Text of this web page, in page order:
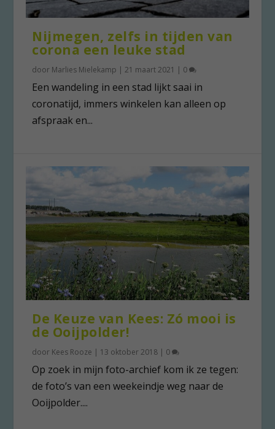
Nijmegen, zelfs in tijden van
corona een leuke stad
door Marlies Mielekamp |21 maart 2021 | 0
Een wandeling in een stad lijkt saai in
coronatijd, immers winkelen kan alleen op
afspraak en...
De Keuze van Kees: Zó mooi is
de Ooijpolder!
door Kees Rooze | 13 oktober 2018 | 0
Op zoek in mijn foto-archief kom ik ze tegen:
de foto’s van een weekeindje weg naar de
Ooijpolder....